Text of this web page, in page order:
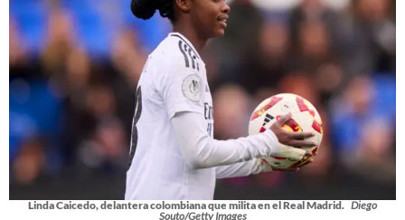
Linda Caicedo, delantera colombiana que milita en el Real Madrid. Diego
Souto/Getty Images